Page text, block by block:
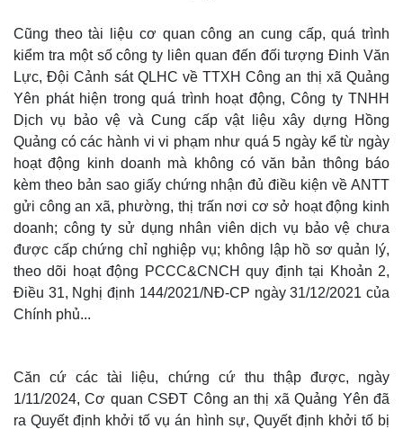
Thế giới
Quan sát
Cuộc sống đó đây
Hồ sơ
Multimedia
Video
Ảnh
Cũng theo tài liệu cơ quan công an cung cấp, quá trình
kiểm tra một số công ty liên quan đến đối tượng Đinh Văn
Lực, Đội Cảnh sát QLHC về TTXH Công an thị xã Quảng
Yên phát hiện trong quá trình hoạt động, Công ty TNHH
Dịch vụ bảo vệ và Cung cấp vật liệu xây dựng Hồng
Quảng có các hành vi vi phạm như quá 5 ngày kể từ ngày
hoạt động kinh doanh mà không có văn bản thông báo
kèm theo bản sao giấy chứng nhận đủ điều kiện về ANTT
gửi công an xã, phường, thị trấn nơi cơ sở hoạt động kinh
doanh; công ty sử dụng nhân viên dịch vụ bảo vệ chưa
được cấp chứng chỉ nghiệp vụ; không lập hồ sơ quản lý,
theo dõi hoạt động PCCC&CNCH quy định tại Khoản 2,
Điều 31, Nghị định 144/2021/NĐ-CP ngày 31/12/2021 của
Chính phủ...
Căn cứ các tài liệu, chứng cứ thu thập được, ngày
1/11/2024, Cơ quan CSĐT Công an thị xã Quảng Yên đã
ra Quyết định khởi tố vụ án hình sự, Quyết định khởi tố bị